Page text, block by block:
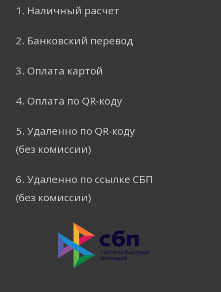
1. Наличный расчет
2. Банковский перевод
3. Оплата картой
4. Оплата по QR-коду
5. Удаленно по QR-коду
(без комиссии)
6. Удаленно по ссылке СБП
(без комиссии)